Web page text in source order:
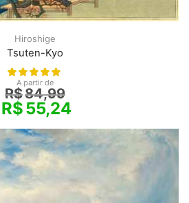
Hiroshige
Tsuten-Kyo
A partir de
R$84,99
R$55,24